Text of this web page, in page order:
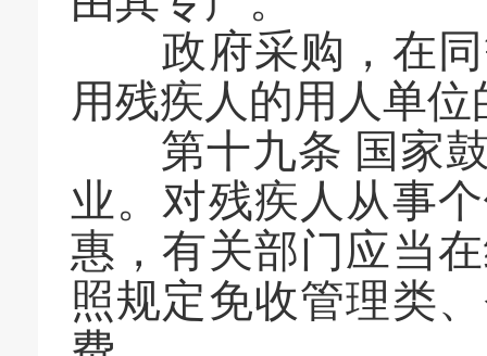
政府采购，在同
用残疾人的用人单
第十九条 国家鼓
业。对残疾人从事
惠，有关部门应当
照规定免收管理类